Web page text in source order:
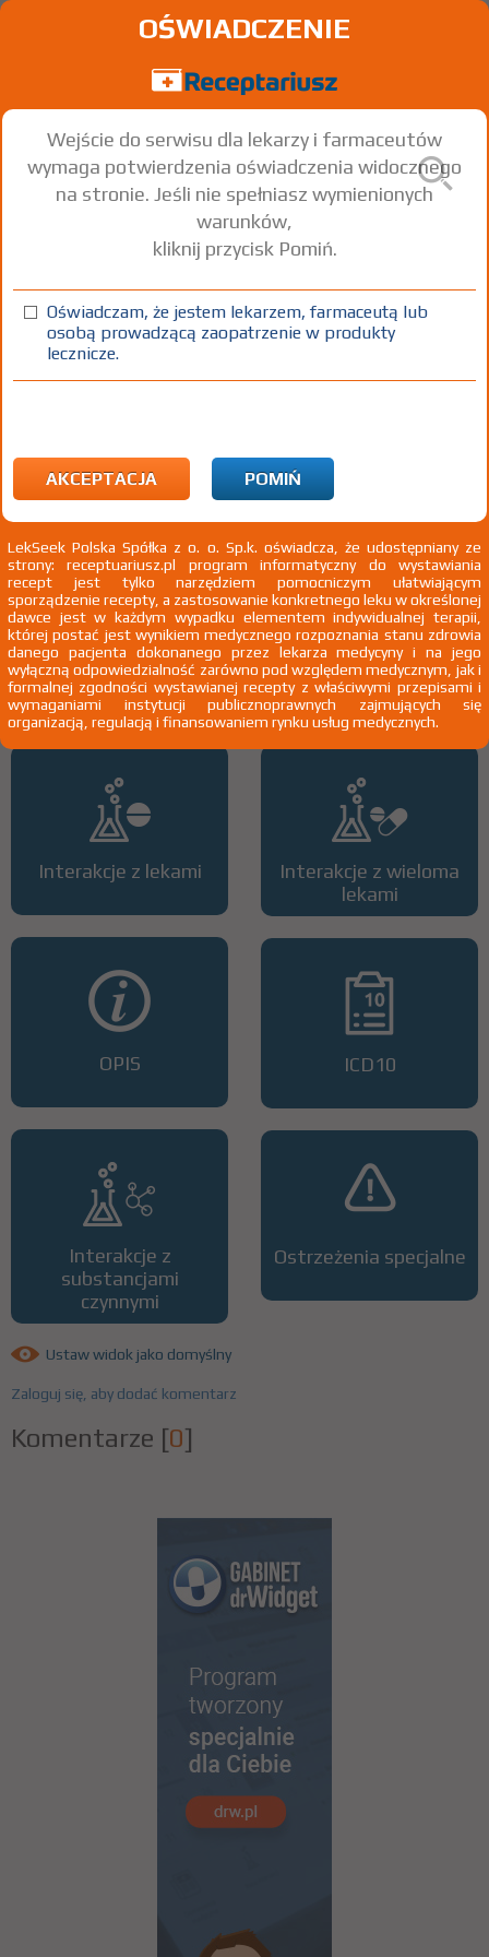
®150; -300; -500
Valproic acid
kaps. miękkie 300 mg 100 szt. Doustnie
100%
B(1) R(2) 75+(3) DZ(4)
Padaczka
3)Pacjenci 65+
4)Pacjenci do ukończenia 18 roku życia
Wszystkie dawki leku
Interakcje z lekami
OPIS
Interakcje z
substancjami
czynnymi
ATC
Interakcje z wieloma
lekami
ICD10
Ostrzeżenia specjalne
Ustaw widok jako domyślny
Zaloguj się, aby dodać komentarz
Komentarze [0]
OŚWIADCZENIE
Wejście do serwisu dla lekarzy i farmaceutów
wymaga potwierdzenia oświadczenia widocznego
na stronie. Jeśli nie spełniasz wymienionych
warunków,
kliknij przycisk Pomiń.
Oświadczam, że jestem lekarzem, farmaceutą lub
osobą prowadzącą zaopatrzenie w produkty
lecznicze.
AKCEPTACJA POMIŃ
LekSeek Polska Spółka z o. o. Sp.k. oświadcza, że udostępniany ze
strony: receptuariusz.pl program informatyczny do wystawiania
recept jest tylko narzędziem pomocniczym ułatwiającym
sporządzenie recepty, a zastosowanie konkretnego leku w określonej
dawce jest w każdym wypadku elementem indywidualnej terapii,
której postać jest wynikiem medycznego rozpoznania stanu zdrowia
danego pacjenta dokonanego przez lekarza medycyny i na jego
wyłączną odpowiedzialność zarówno pod względem medycznym, jak i
formalnej zgodności wystawianej recepty z właściwymi przepisami i
wymaganiami instytucji publicznoprawnych zajmujących się
organizacją, regulacją i finansowaniem rynku usług medycznych.